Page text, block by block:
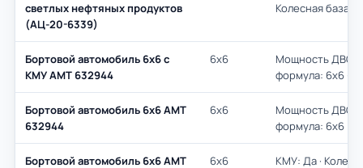
светлых нефтяных продуктов
(АЦ-20-6339)
Колесная база:
Бортовой автомобиль 6х6 с
КМУ АМТ 632944
6х6
Мощность ДВС
формула: 6х6 ·
Бортовой автомобиль 6х6 AMT
632944
6х6
Мощность ДВС
формула: 6х6
Бортовой автомобиль 6х6 AMT
6х6
КМУ: Да ·